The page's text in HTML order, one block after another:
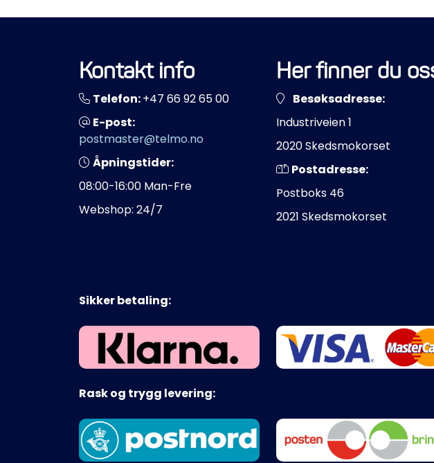
Kontakt info
Telefon:+47 66 92 65 00
E-post:
postmaster@telmo.no
Åpningstider:
08:00-16:00 Man-Fre
Webshop: 24/7
Her finner du
Besøksadresse:
Industriveien 1
2020 Skedsmokorset
Postadresse:
Postboks 46
2021 Skedsmokorset
Sikker betaling:
Rask og trygg levering: